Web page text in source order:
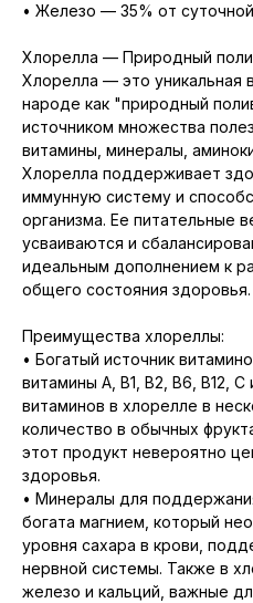
• Железо — 35% от
Хлорелла — Природный
Хлорелла — это уникальная
народе как "природный
источником множества
витамины, минералы,
Хлорелла поддерживает
иммунную систему и
организма. Ее питательные
усваиваются и
идеальным дополнением к
общего состояния здоровья.
Преимущества хлореллы:
• Богатый источник
витамины А, В1, В2, В6, В12,
витаминов в хлорелле в
количество в обычных
этот продукт невероятно
здоровья.
• Минералы для
богата магнием, который
уровня сахара в крови,
нервной системы. Также в
железо и кальций, важные